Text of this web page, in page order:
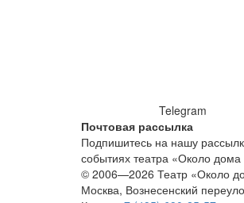
Telegram
Почтовая рассылка
Подпишитесь на нашу
событиях театра «Около
© 2006—2026 Театр «Около
Москва, Вознесенский